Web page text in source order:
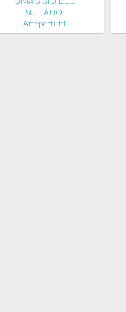
SULTANO
Artepertutti